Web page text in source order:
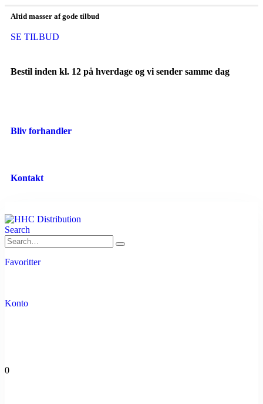
Altid masser af gode tilbud
SE TILBUD
Bestil inden kl. 12 på hverdage og vi sender samme dag
Bliv forhandler
Kontakt
Search
Favoritter
Konto
0